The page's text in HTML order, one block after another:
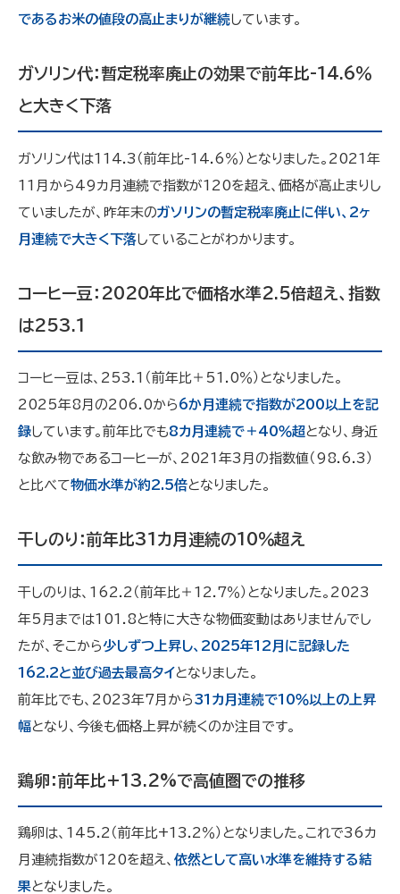
であるお米の値段の高止まりが継続しています。
ガソリン代：暫定税率廃止の効果で前年比-14.6％
と大きく下落
ガソリン代は114.3（前年比-14.6％）となりました。2021年
11月から49カ月連続で指数が120を超え、価格が高止まりし
ていましたが、昨年末のガソリンの暫定税率廃止に伴い、2ヶ
月連続で大きく下落 していることがわかります。
コーヒー豆：2020年比で価格水準2.5倍超え、指数
は253.1
コーヒー豆は、253.1（前年比＋51.0％）となりました。
2025年8月の206.0から 6か月連続で指数が200以上を記
録しています。前年比でも8カ月連続で＋40％超となり、身近
な飲み物であるコーヒーが、2021年3月の指数値（98.6.3）
と比べて物価水準が約2.5倍となりました。
干しのり：前年比31カ月連続の10％超え
干しのりは、162.2（前年比＋12.7％）となりました。2023
年5月までは101.8と特に大きな物価変動はありませんでし
たが、そこから 少しずつ上昇し、2025年12月に記録した
162.2と並び過去最高タイとなりました。
前年比でも、2023年7月から 31カ月連続で10％以上の上昇
幅となり、今後も価格上昇が続くのか注目です。
鶏卵：前年比+13.2%で高値圏での推移
鶏卵は、145.2（前年比+13.2％）となりました。これで36カ
月連続指数が120を超え、 依然として高い水準を維持する結
果となりました。